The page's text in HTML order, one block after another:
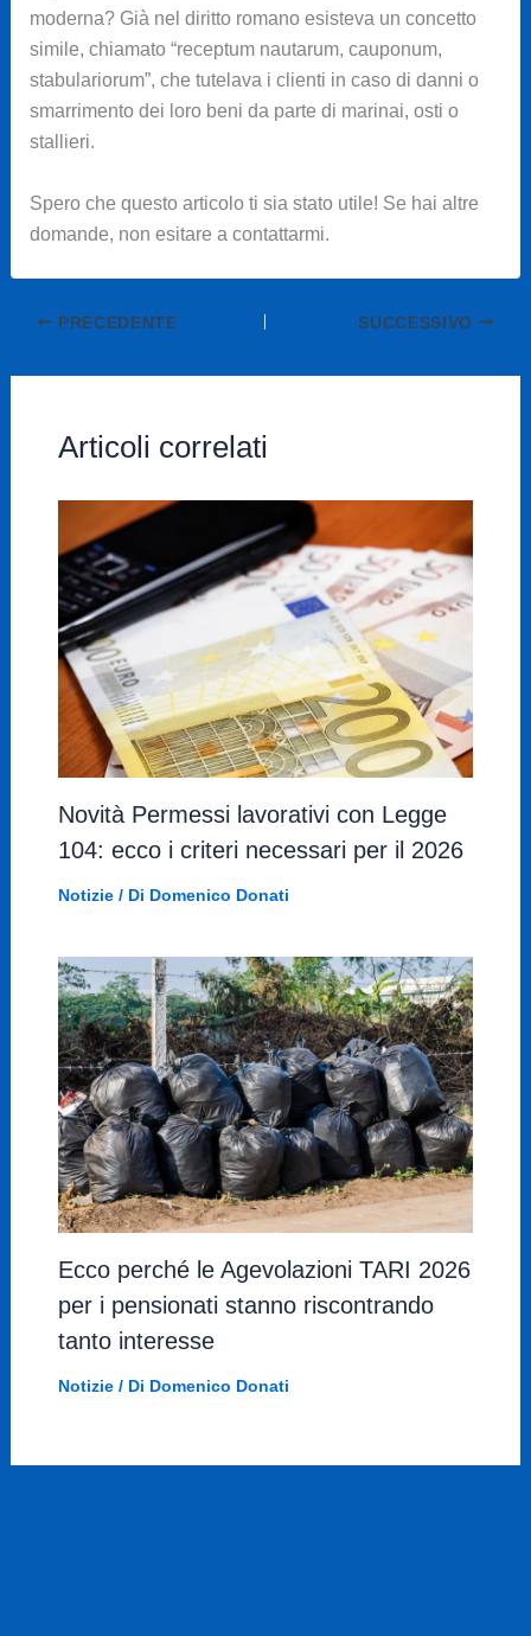
moderna? Già nel diritto romano esisteva un concetto
simile, chiamato “receptum nautarum, cauponum,
stabulariorum”, che tutelava i clienti in caso di danni o
smarrimento dei loro beni da parte di marinai, osti o
stallieri.
Spero che questo articolo ti sia stato utile! Se hai altre
domande, non esitare a contattarmi.
PRECEDENTE SUCCESSIVO
Articoli correlati
Novità Permessi lavorativi con Legge
104: ecco i criteri necessari per il 2026
Notizie/ Di Domenico Donati
Ecco perché le Agevolazioni TARI 2026
per i pensionati stanno riscontrando
tanto interesse
Notizie/ Di Domenico Donati